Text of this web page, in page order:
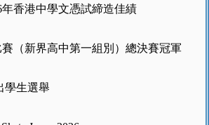
香港中學文憑試締造佳績
（新界高中第一組別）總決賽冠軍
學生選舉